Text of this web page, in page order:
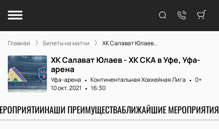
Главная Билеты на матчи ХК Салават Юлаев...
ХК Салават Юлаев - ХК СКА в Уфе, Уфа-
арена
Уфа-арена Континентальная Хоккейная Лига
0+
10 окт. 2021
16:30
НАШИ ПРЕИМУЩЕСТВАБЛИЖАЙШИЕ МЕРОПРИЯТИЯ